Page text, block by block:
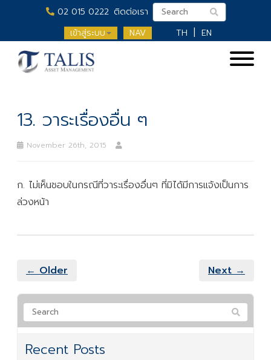
02 015 0222 ติดต่อเรา
เข้าสู่ระบบ
NAV TH EN
13. วาระเรื่องอื่น ๆ
November 26th, 2015
ก. ไม่เห็นชอบในกรณีที่วาระเรื่องอื่นๆ ที่มิได้มีการแจ้งเป็นการ
ล่วงหน้า
← Older Next →
Recent Posts